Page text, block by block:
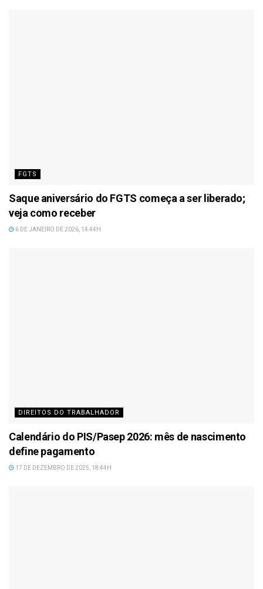
FGTS
Saque aniversário do FGTS começa a ser liberado;
veja como receber
6 DE JANEIRO DE 2026, 14:44H
DIREITOS DO TRABALHADOR
Calendário do PIS/Pasep 2026: mês de nascimento
define pagamento
17 DE DEZEMBRO DE 2025, 18:44H